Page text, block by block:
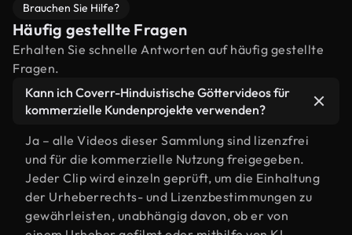
Brauchen Sie Hilfe?
Häufig gestellte Fragen
Erhalten Sie schnelle Antworten auf häufig gestellte
Fragen.
Kann ich Coverr-Hinduistische Göttervideos für
kommerzielle Kundenprojekte verwenden?
Ja – alle Videos dieser Sammlung sind lizenzfrei
und für die kommerzielle Nutzung freigegeben.
Jeder Clip wird einzeln geprüft, um die Einhaltung
der Urheberrechts- und Lizenzbestimmungen zu
gewährleisten, unabhängig davon, ob er von